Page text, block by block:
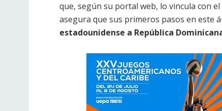
que, según su portal web, lo vincula con
asegura que sus primeros pasos en este
estadounidense a República